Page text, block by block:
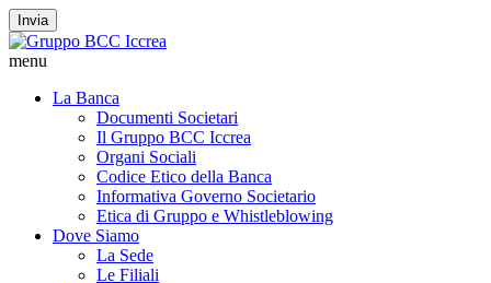
Invia
menu
La Banca
Documenti Societari
Il Gruppo BCC Iccrea
Organi Sociali
Codice Etico della Banca
Informativa Governo Societario
Etica di Gruppo e Whistleblowing
Dove Siamo
La Sede
Le Filiali